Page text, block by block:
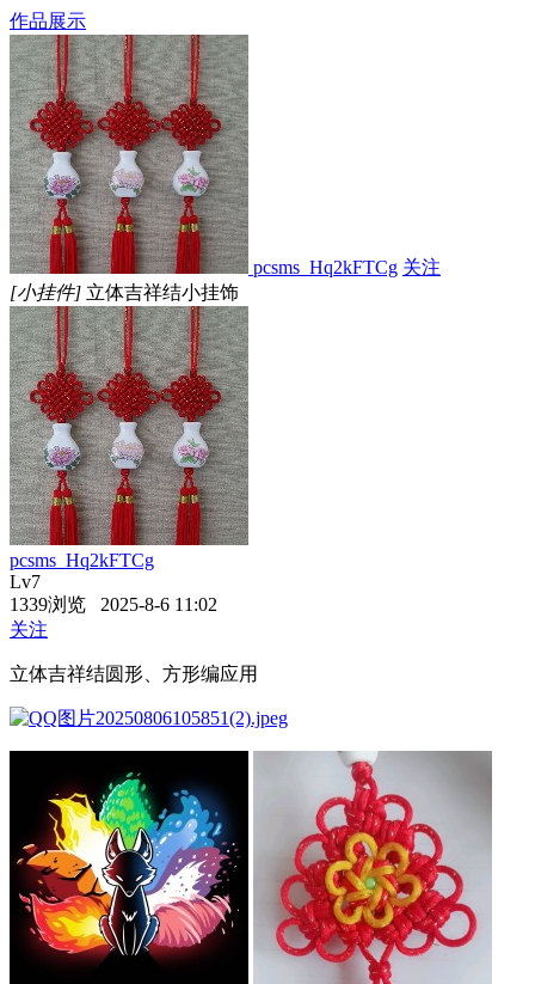
作品展示
pcsms_Hq2kFTCg 关注
[小挂件] 立体吉祥结小挂饰
pcsms_Hq2kFTCg
Lv7
1339浏览 2025-8-6 11:02
关注
立体吉祥结圆形、方形编应用